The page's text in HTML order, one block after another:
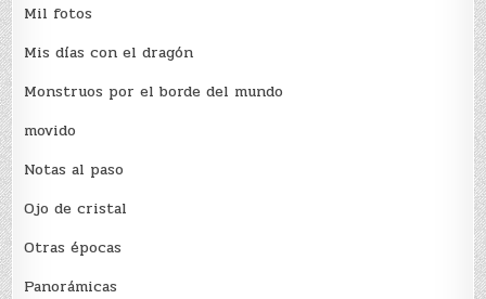
Mil fotos
Mis días con el dragón
Monstruos por el borde del mundo
movido
Notas al paso
Ojo de cristal
Otras épocas
Panorámicas